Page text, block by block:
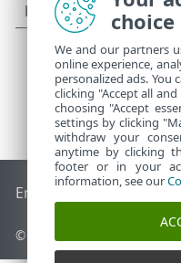
End of Life ESET
© 1992 - 2026 ESET, spol. s
choice
We and our partners
online experience,
personalized ads. You
clicking "Accept all
choosing "Accept
settings by clicking
withdraw your
anytime by clicking
footer or in your
information, see our